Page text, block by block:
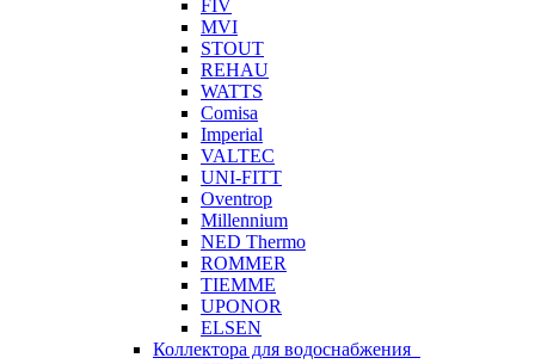
FIV
MVI
STOUT
REHAU
WATTS
Comisa
Imperial
VALTEC
UNI-FITT
Oventrop
Millennium
NED Thermo
ROMMER
TIEMME
UPONOR
ELSEN
Коллектора для водоснабжения